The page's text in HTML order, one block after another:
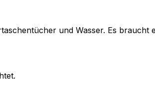
und Wasser. Es braucht